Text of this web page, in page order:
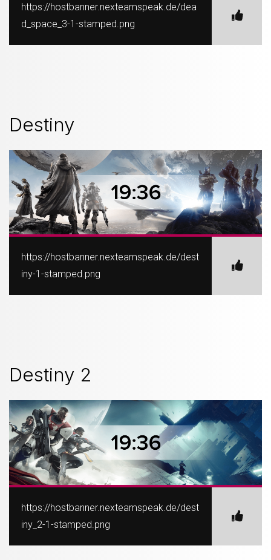
https://hostbanner.nexteamspeak.de/dea
d_space_3-1-stamped.png
Destiny
https://hostbanner.nexteamspeak.de/dest
iny-1-stamped.png
Destiny 2
https://hostbanner.nexteamspeak.de/dest
iny_2-1-stamped.png